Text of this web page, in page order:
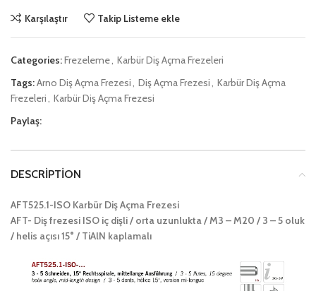
Karşılaştır Takip Listeme ekle
Categories:Frezeleme, Karbür Diş Açma Frezeleri
Tags:Arno Diş Açma Frezesi, Diş Açma Frezesi, Karbür Diş Açma
Frezeleri, Karbür Diş Açma Frezesi
Paylaş:
DESCRIPTION
AFT525.1-ISO Karbür Diş Açma Frezesi
AFT- Diş frezesi ISO iç dişli / orta uzunlukta / M3 – M20 / 3 – 5 oluk
/ helis açısı 15° / TiAlN kaplamalı